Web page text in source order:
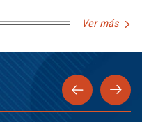
Ver más